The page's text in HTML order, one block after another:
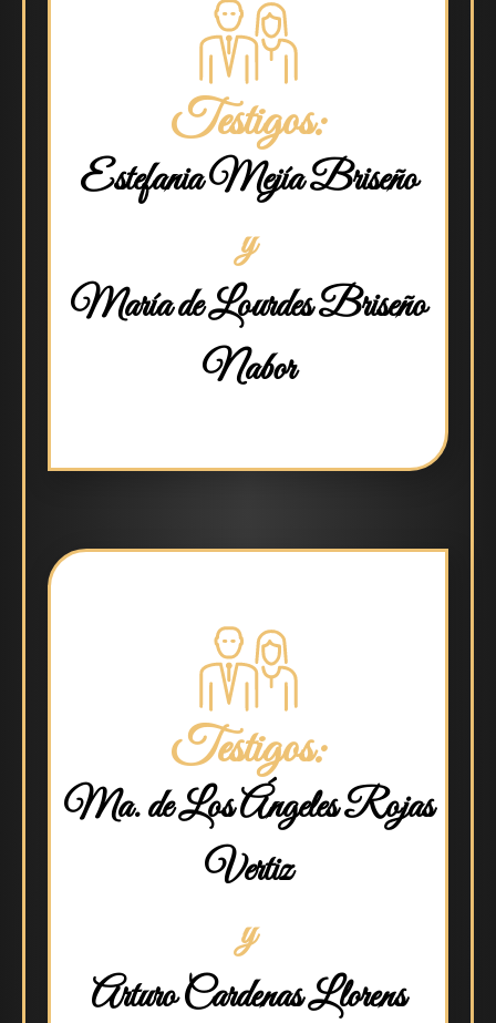
Testigos:
Estefania Mejía Briseño
y
María de Lourdes Briseño
Nabor
Testigos:
Ma. de Los Ángeles Rojas
Vertiz
y
Arturo Cardenas Llorens